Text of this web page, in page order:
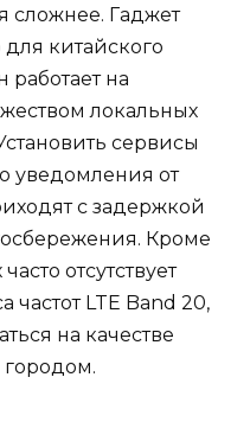
сложнее. Гаджет
китайского
работает на
локальных
сервисы
уведомления от
с задержкой
Кроме
отсутствует
частот LTE Band 20,
на качестве
городом.